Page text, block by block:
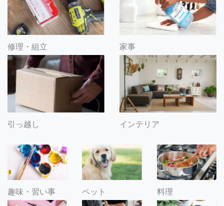
修理・組立 家事
引っ越し インテリア
趣味・習い事 ペット 料理